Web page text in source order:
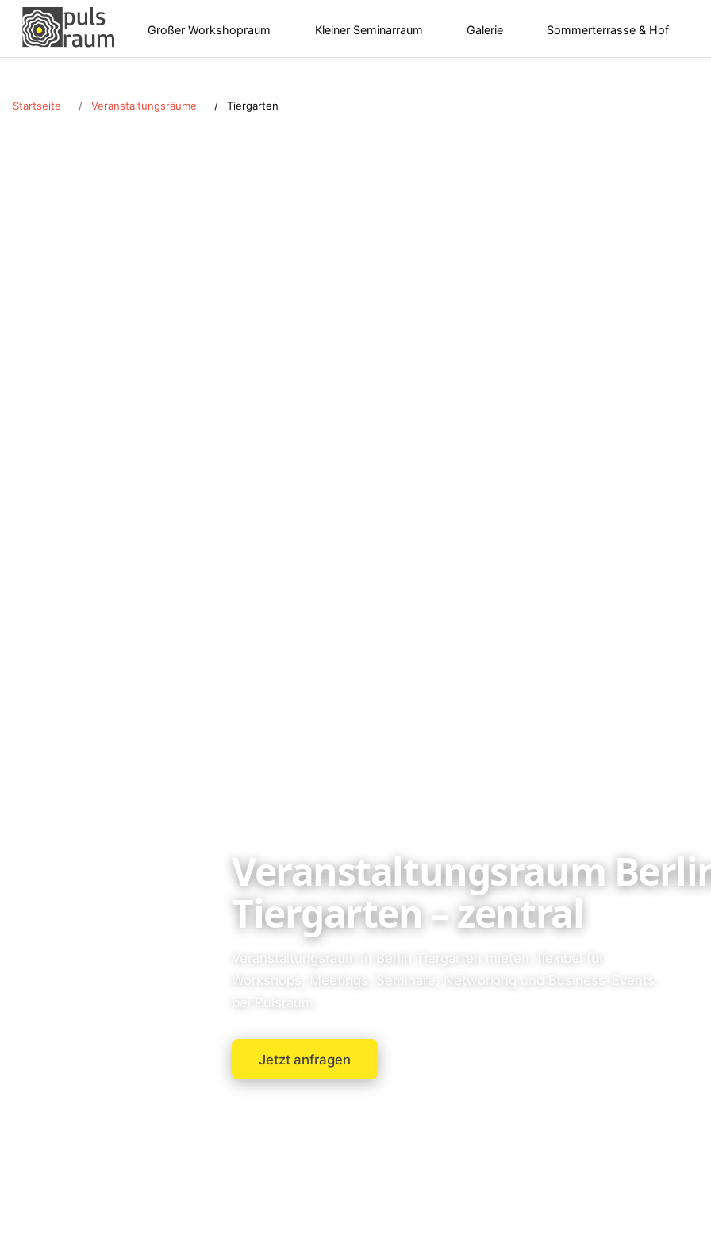
Großer Workshopraum Kleiner Seminarraum Galerie Sommerterrasse & Hof
Startseite Veranstaltungsräume Tiergarten
Veranstaltungsraum
Tiergarten – zentral
Veranstaltungsraum in Berlin Tiergarten mieten: flexibel für
Workshops, Meetings, Seminare, Networking und Business-Events
bei Pulsraum.
Jetzt anfragen